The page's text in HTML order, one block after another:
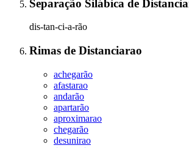
Separação Silábica de
dis-tan-ci-a-rão
Rimas de Distanciarao
achegarão
afastarao
andarão
apartarão
aproximarao
chegarão
desunirao